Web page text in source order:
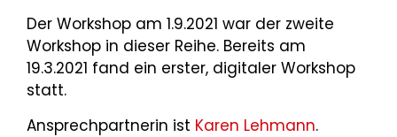
Der Workshop am 1.9.2021 war der zweite
Workshop in dieser Reihe. Bereits am
19.3.2021 fand ein erster, digitaler Workshop
statt.
Ansprechpartnerin ist Karen Lehmann.